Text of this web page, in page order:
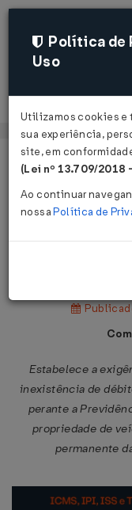
Página Inicial
Portaria
Estabelece a
inexistência de
perante a
propriedade de
permanente
Política de
Uso
Utilizamos cookies e
sua experiência,
site, em
(Lei nº 13.709/2018
Ao continuar
nossaPolítica de